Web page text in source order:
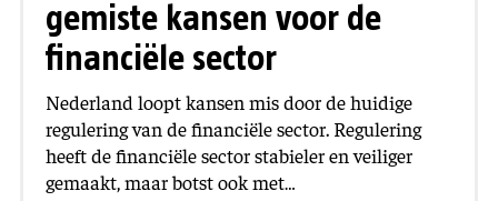
gemiste kansen voor de
financiële sector
Nederland loopt kansen mis door de huidige
regulering van de financiële sector. Regulering
heeft de financiële sector stabieler en veiliger
gemaakt, maar botst ook met…